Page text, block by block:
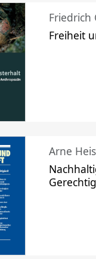
Friedrich
Freiheit
Arne